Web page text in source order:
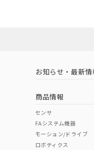
中国 RoHS 注意
中国 RoHS表
Pb Hg
（イギリス
お知らせ・最新情
商品情報
センサ
FAシステム機器
モーション/ドライブ
ロボティクス